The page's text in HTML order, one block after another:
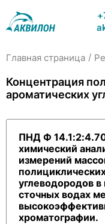
Главная страница /
Концентрация
ароматических
ПНД Ф
химический
измерений
углеводородов
сточных водах
хроматографии.